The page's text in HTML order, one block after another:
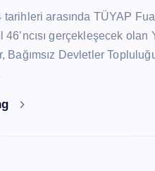
arasında TÜYAP
46’ncısı gerçekleşecek olan
Bağımsız Devletler